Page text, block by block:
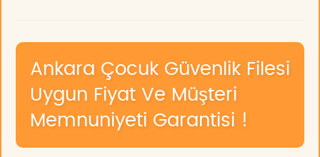
Ankara Çocuk Güvenlik Filesi
Uygun Fiyat Ve Müşteri
Memnuniyeti Garantisi !